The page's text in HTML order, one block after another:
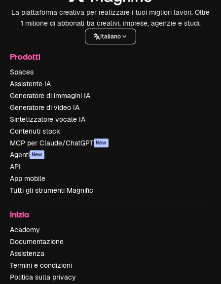
La piattaforma creativa per realizzare i tuoi migliori lavori. Oltre
1 milione di abbonati tra creativi, imprese, agenzie e studi.
Italiano
Prodotti
Spaces
Assistente IA
Generatore di immagini IA
Generatore di video IA
Sintetizzatore vocale IA
Contenuti stock
MCP per Claude/ChatGPT New
Agenti New
API
App mobile
Tutti gli strumenti Magnific
Inizia
Academy
Documentazione
Assistenza
Termini e condizioni
Politica sulla privacy